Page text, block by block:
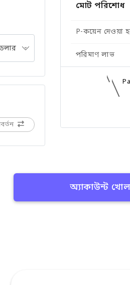
মোট পরিশোধ
P-কয়েন দেওয়া
পরিমাণ লাভ
অ্যাকাউন্ট